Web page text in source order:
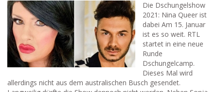
Die Dschungelshow
2021: Nina Queer ist
dabei Am 15. Januar
ist es so weit. RTL
startet in eine neue
Runde
Dschungelcamp.
Dieses Mal wird
allerdings nicht aus dem australischen Busch gesendet.